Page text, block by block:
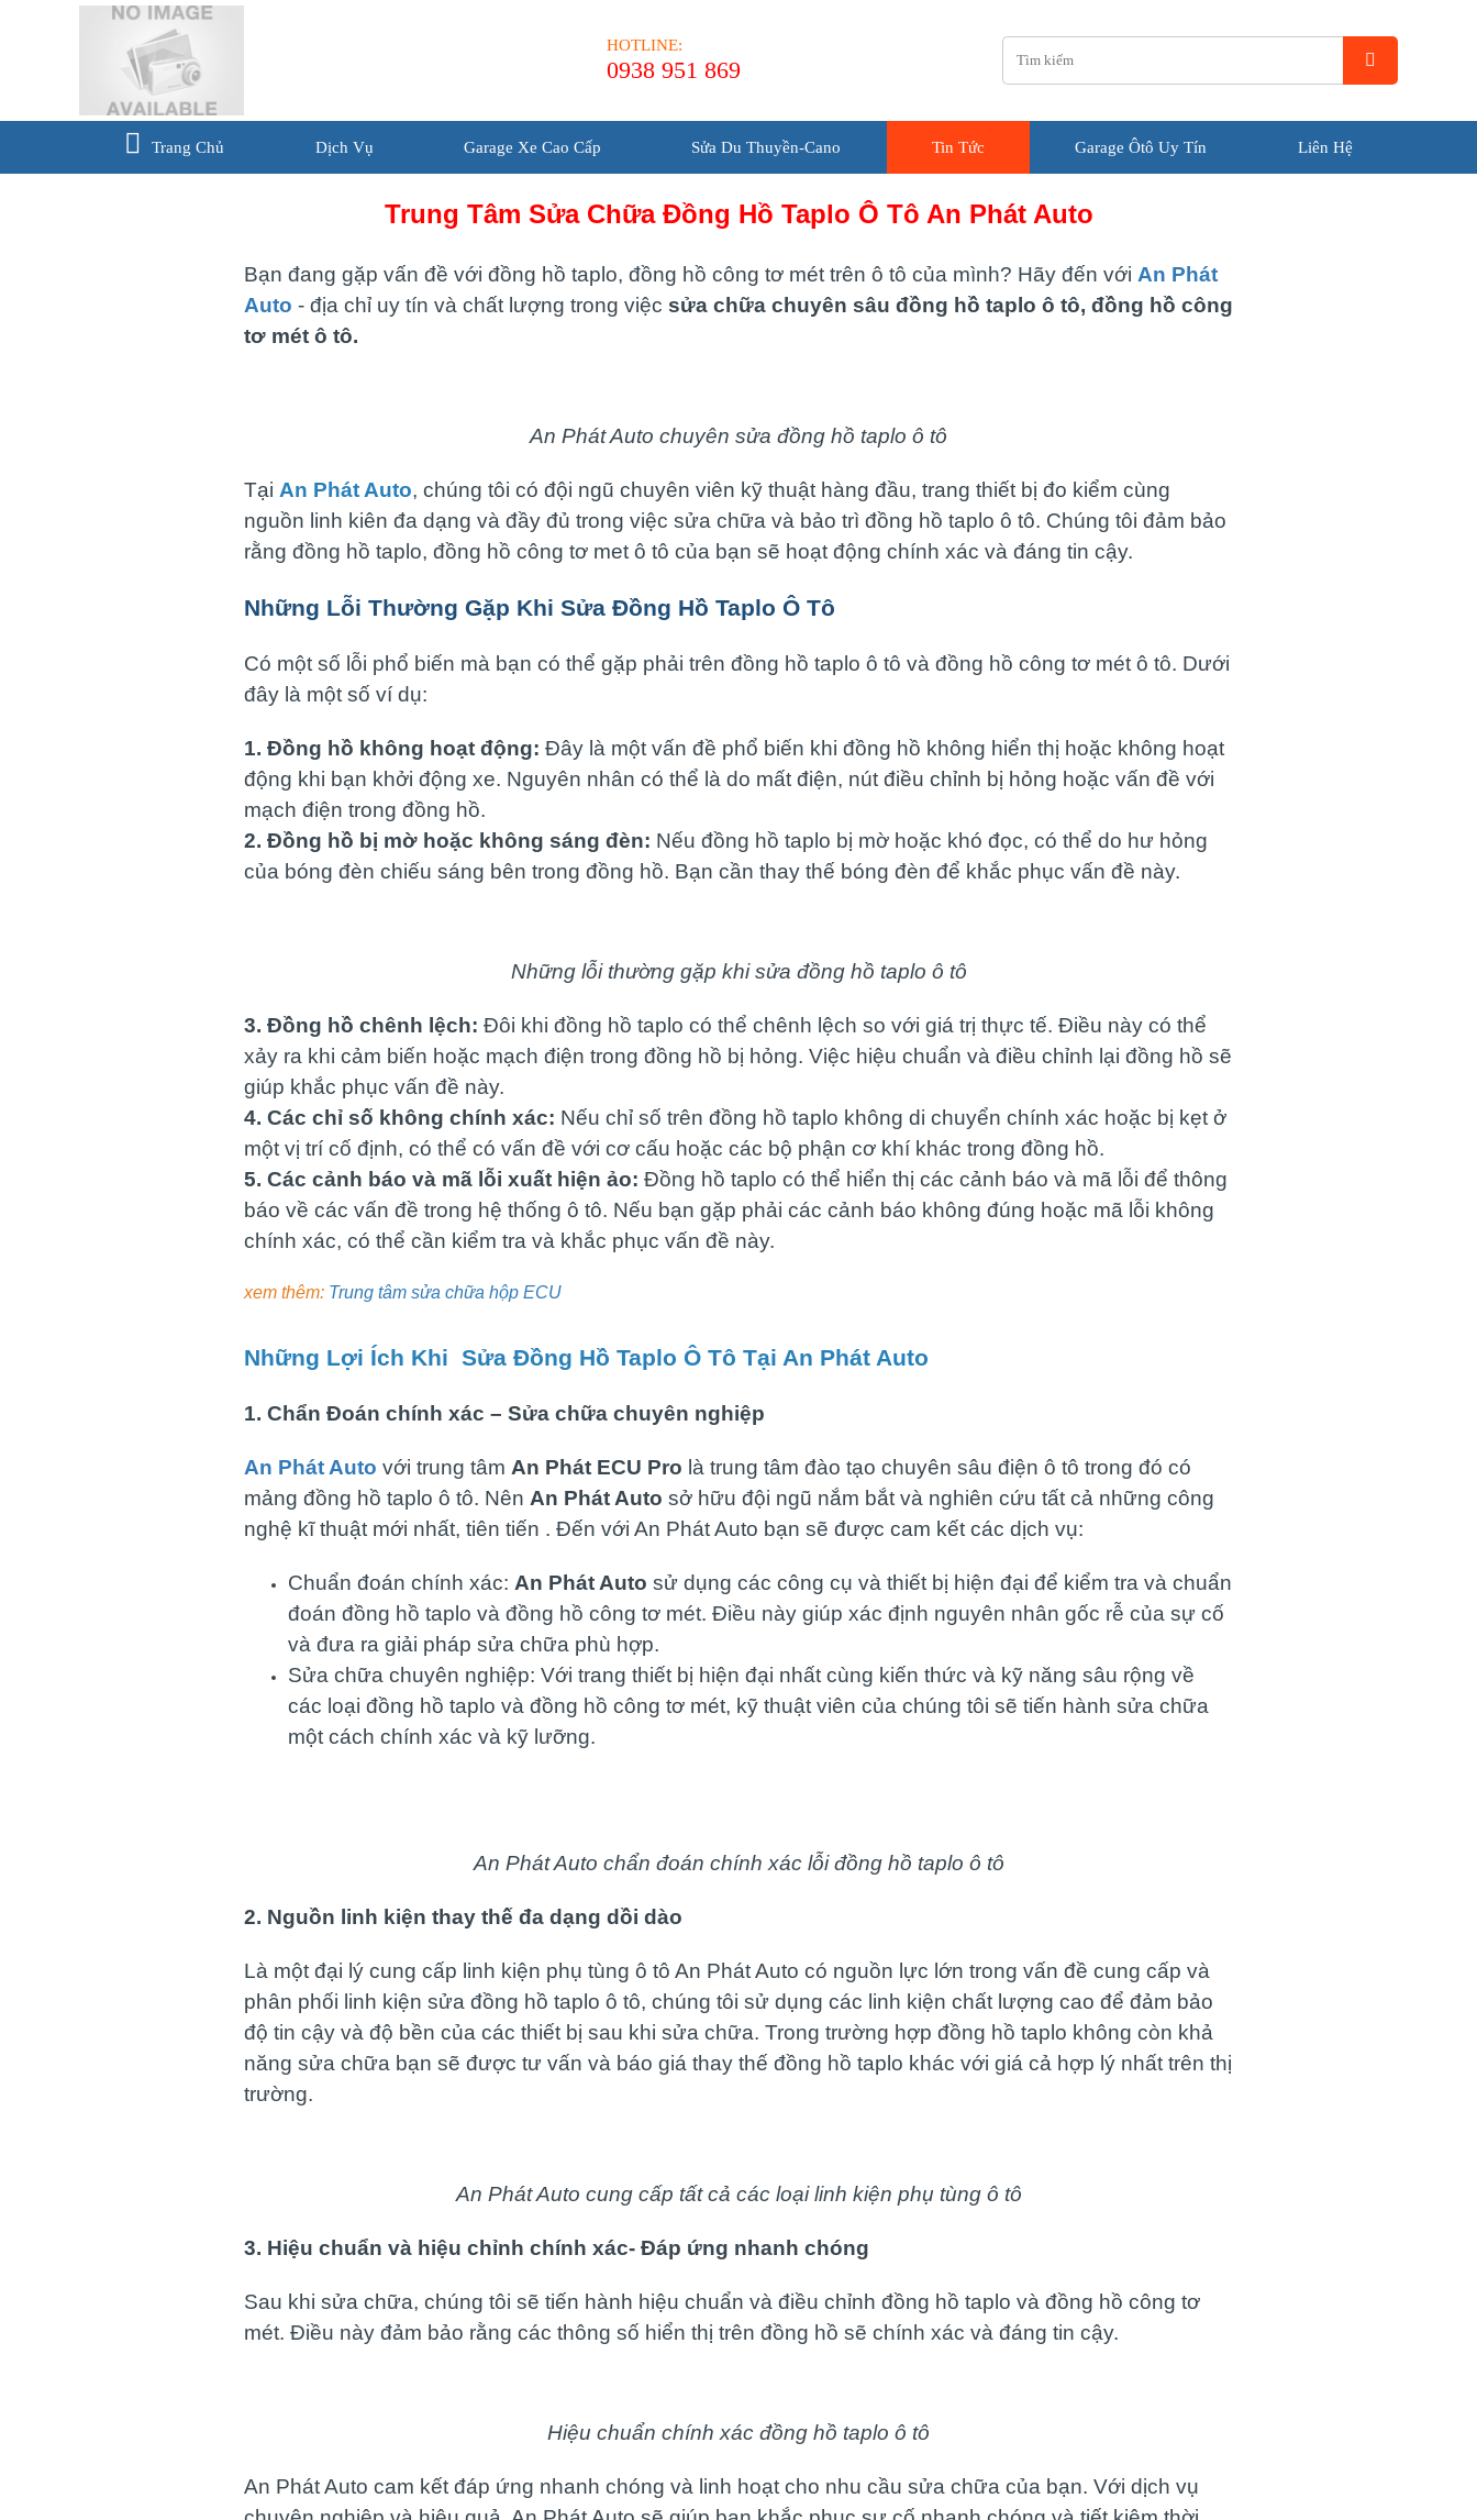
HOTLINE:
0938 951 869
Trang Chủ Dịch Vụ Garage Xe Cao Cấp Sửa Du Thuyền-Cano Tin Tức Garage Ôtô Uy Tín Liên Hệ
Trung Tâm Sửa Chữa Đồng Hồ Taplo Ô Tô An Phát Auto
Bạn đang gặp vấn đề với đồng hồ taplo, đồng hồ công tơ mét trên ô tô của mình? Hãy đến với An Phát
Auto - địa chỉ uy tín và chất lượng trong việc sửa chữa chuyên sâu đồng hồ taplo ô tô, đồng hồ công
tơ mét ô tô.
An Phát Auto chuyên sửa đồng hồ taplo ô tô
Tại An Phát Auto, chúng tôi có đội ngũ chuyên viên kỹ thuật hàng đầu, trang thiết bị đo kiểm cùng
nguồn linh kiên đa dạng và đầy đủ trong việc sửa chữa và bảo trì đồng hồ taplo ô tô. Chúng tôi đảm bảo
rằng đồng hồ taplo, đồng hồ công tơ met ô tô của bạn sẽ hoạt động chính xác và đáng tin cậy.
Những Lỗi Thường Gặp Khi Sửa Đồng Hồ Taplo Ô Tô
Có một số lỗi phổ biến mà bạn có thể gặp phải trên đồng hồ taplo ô tô và đồng hồ công tơ mét ô tô. Dưới
đây là một số ví dụ:
1. Đồng hồ không hoạt động: Đây là một vấn đề phổ biến khi đồng hồ không hiển thị hoặc không hoạt
động khi bạn khởi động xe. Nguyên nhân có thể là do mất điện, nút điều chỉnh bị hỏng hoặc vấn đề với
mạch điện trong đồng hồ.
2. Đồng hồ bị mờ hoặc không sáng đèn: Nếu đồng hồ taplo bị mờ hoặc khó đọc, có thể do hư hỏng
của bóng đèn chiếu sáng bên trong đồng hồ. Bạn cần thay thế bóng đèn để khắc phục vấn đề này.
Những lỗi thường gặp khi sửa đồng hồ taplo ô tô
3. Đồng hồ chênh lệch: Đôi khi đồng hồ taplo có thể chênh lệch so với giá trị thực tế. Điều này có thể
xảy ra khi cảm biến hoặc mạch điện trong đồng hồ bị hỏng. Việc hiệu chuẩn và điều chỉnh lại đồng hồ sẽ
giúp khắc phục vấn đề này.
4. Các chỉ số không chính xác: Nếu chỉ số trên đồng hồ taplo không di chuyển chính xác hoặc bị kẹt ở
một vị trí cố định, có thể có vấn đề với cơ cấu hoặc các bộ phận cơ khí khác trong đồng hồ.
5. Các cảnh báo và mã lỗi xuất hiện ảo: Đồng hồ taplo có thể hiển thị các cảnh báo và mã lỗi để thông
báo về các vấn đề trong hệ thống ô tô. Nếu bạn gặp phải các cảnh báo không đúng hoặc mã lỗi không
chính xác, có thể cần kiểm tra và khắc phục vấn đề này.
xem thêm: Trung tâm sửa chữa hộp ECU
Những Lợi Ích Khi Sửa Đồng Hồ Taplo Ô Tô Tại An Phát Auto
1. Chẩn Đoán chính xác – Sửa chữa chuyên nghiệp
An Phát Auto với trung tâm An Phát ECU Pro là trung tâm đào tạo chuyên sâu điện ô tô trong đó có
mảng đồng hồ taplo ô tô. Nên An Phát Auto sở hữu đội ngũ nắm bắt và nghiên cứu tất cả những công
nghệ kĩ thuật mới nhất, tiên tiến . Đến với An Phát Auto bạn sẽ được cam kết các dịch vụ:
Chuẩn đoán chính xác: An Phát Auto sử dụng các công cụ và thiết bị hiện đại để kiểm tra và chuẩn
đoán đồng hồ taplo và đồng hồ công tơ mét. Điều này giúp xác định nguyên nhân gốc rễ của sự cố
và đưa ra giải pháp sửa chữa phù hợp.
Sửa chữa chuyên nghiệp: Với trang thiết bị hiện đại nhất cùng kiến thức và kỹ năng sâu rộng về
các loại đồng hồ taplo và đồng hồ công tơ mét, kỹ thuật viên của chúng tôi sẽ tiến hành sửa chữa
một cách chính xác và kỹ lưỡng.
An Phát Auto chẩn đoán chính xác lỗi đồng hồ taplo ô tô
2. Nguồn linh kiện thay thế đa dạng dồi dào
Là một đại lý cung cấp linh kiện phụ tùng ô tô An Phát Auto có nguồn lực lớn trong vấn đề cung cấp và
phân phối linh kiện sửa đồng hồ taplo ô tô, chúng tôi sử dụng các linh kiện chất lượng cao để đảm bảo
độ tin cậy và độ bền của các thiết bị sau khi sửa chữa. Trong trường hợp đồng hồ taplo không còn khả
năng sửa chữa bạn sẽ được tư vấn và báo giá thay thế đồng hồ taplo khác với giá cả hợp lý nhất trên thị
trường.
An Phát Auto cung cấp tất cả các loại linh kiện phụ tùng ô tô
3. Hiệu chuẩn và hiệu chỉnh chính xác- Đáp ứng nhanh chóng
Sau khi sửa chữa, chúng tôi sẽ tiến hành hiệu chuẩn và điều chỉnh đồng hồ taplo và đồng hồ công tơ
mét. Điều này đảm bảo rằng các thông số hiển thị trên đồng hồ sẽ chính xác và đáng tin cậy.
Hiệu chuẩn chính xác đồng hồ taplo ô tô
An Phát Auto cam kết đáp ứng nhanh chóng và linh hoạt cho nhu cầu sửa chữa của bạn. Với dịch vụ